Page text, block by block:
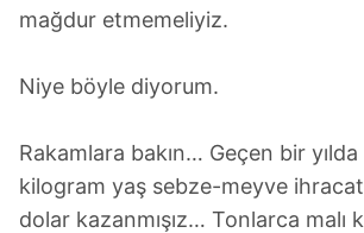
mağdur etmemeliyiz.
Niye böyle diyorum.
Rakamlara bakın… Geçen bir
kilogram yaş sebze-meyve
dolar kazanmışız… Tonlarca malı